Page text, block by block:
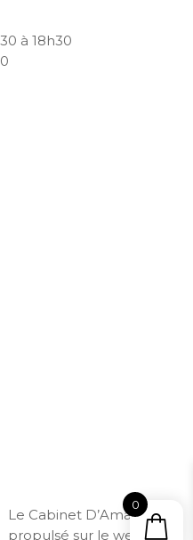
à 18h30
Le Cabinet D’Amateur –
propulsé sur le web par
0